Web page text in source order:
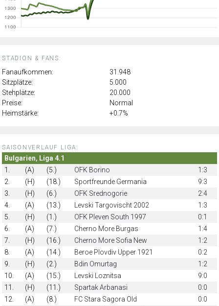
STADION & FANS:
Fanaufkommen:
31.948
Sitzplätze:
5.000
Stehplätze:
20.000
Preise:
Normal
Heimstärke:
+0.7%
SAISONVERLAUF LIGA:
Bulgarien, Liga 4.1
1.
(A) (5.) OFK Borino
1:3
2.
(H) (18.) Sportfreunde Germania
9:3
3.
(H) (6.) OFK Srednogorie
2:4
4.
(A) (13.) Levski Targovischt 2002
1:3
5.
(H) (1.) OFK Pleven South 1997
0:1
6.
(A) (7.) Cherno More Burgas
1:4
7.
(H) (16.) Cherno More Sofia New
1:2
8.
(A) (14.) Beroe Plovdiv Upper 1921
0:2
9.
(H) (2.) Bdin Omurtag
1:2
10.
(A) (15.) Levski Loznitsa
9:0
11.
(H) (11.) Spartak Arbanasi
0:0
12.
(A) (8.) FC Stara Sagora Old
0:0